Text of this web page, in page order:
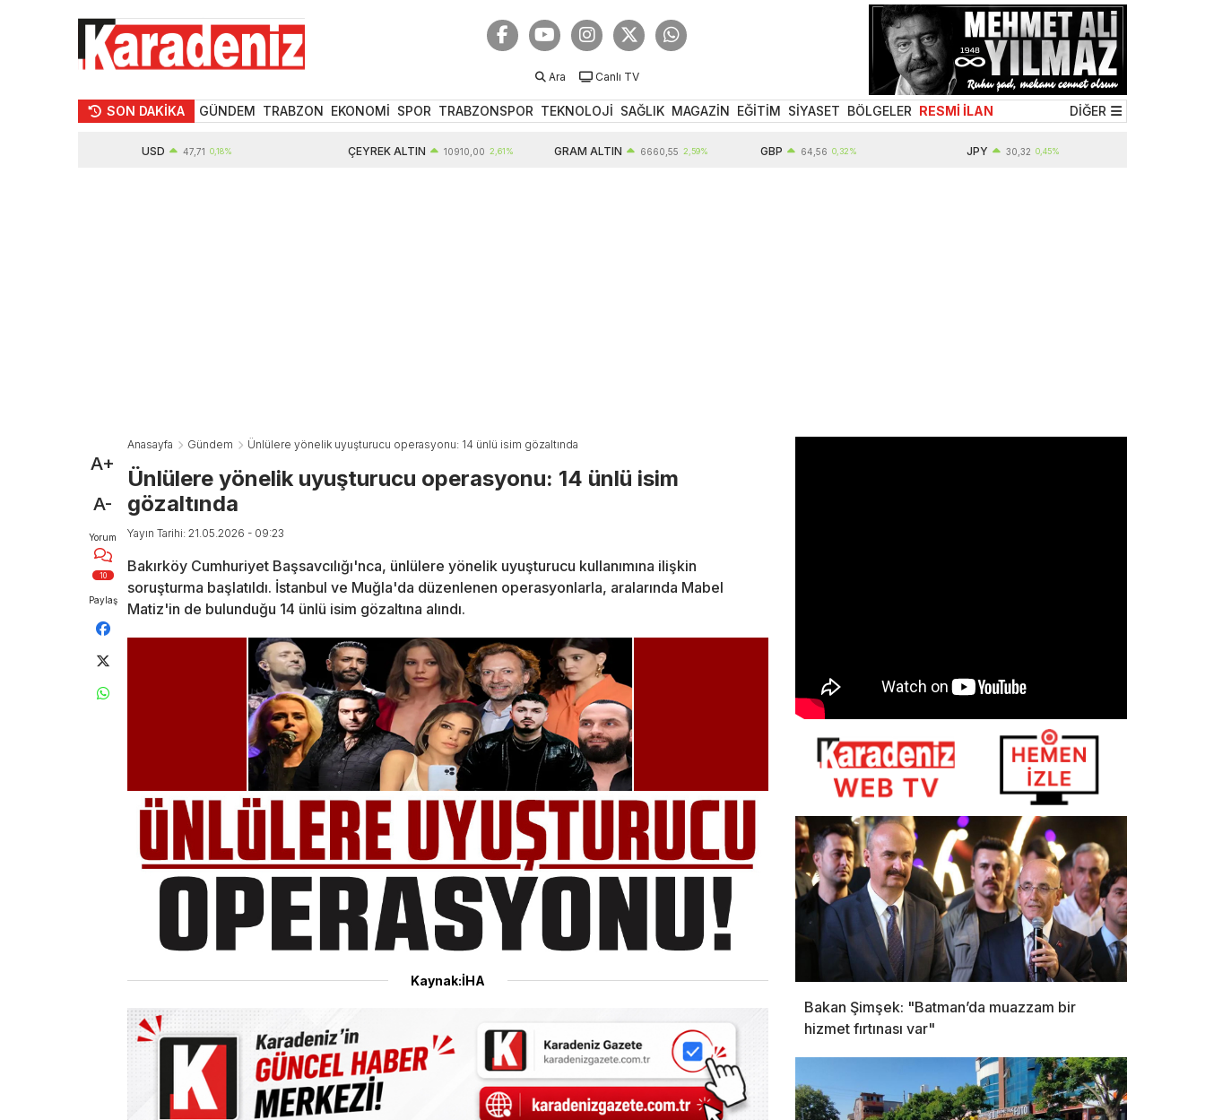
Ara Canlı TV
SON DAKİKA GÜNDEM TRABZON EKONOMİ SPOR TRABZONSPOR TEKNOLOJİ SAĞLIK MAGAZİN EĞİTİM SİYASET BÖLGELER RESMİ İLAN DİĞER
47,71 0,18% ÇEYREK ALTIN 10910,00 2,61% GRAM ALTIN 6660,55 2,59% 64,56 0,32% 30,32 0,45%
A+
A-
Yorum
10
Paylaş
Anasayfa Gündem Ünlülere yönelik uyuşturucu operasyonu: 14 ünlü isim gözaltında
Ünlülere yönelik uyuşturucu operasyonu: 14 ünlü isim
gözaltında
Yayın Tarihi: 21.05.2026 - 09:23
Bakırköy Cumhuriyet Başsavcılığı'nca, ünlülere yönelik uyuşturucu kullanımına ilişkin
soruşturma başlatıldı. İstanbul ve Muğla'da düzenlenen operasyonlarla, aralarında Mabel
Matiz'in de bulunduğu 14 ünlü isim gözaltına alındı.
Kaynak:İHA
Bakan Şimşek: "Batman’da muazzam bir
hizmet fırtınası var"